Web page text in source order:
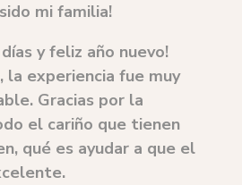
mi familia!
y feliz año nuevo!
la experiencia fue muy
Gracias por la
el cariño que tienen
qué es ayudar a que el